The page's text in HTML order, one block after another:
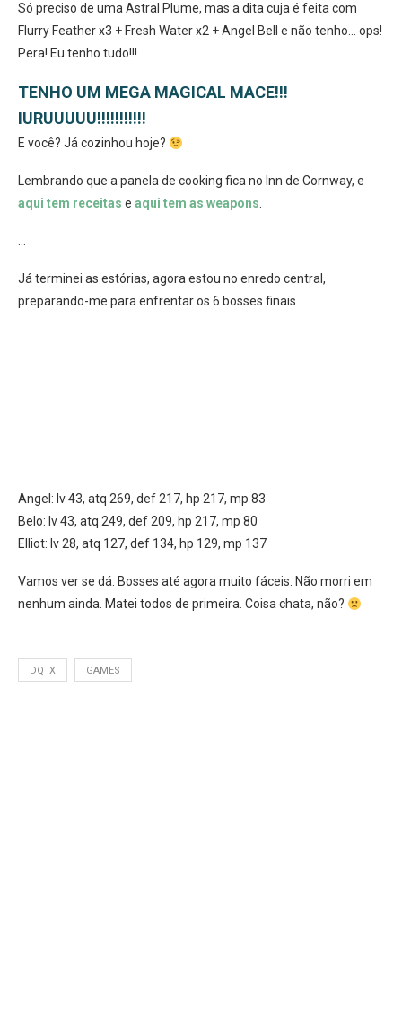
Só preciso de uma Astral Plume, mas a dita cuja é feita com
Flurry Feather x3 + Fresh Water x2 + Angel Bell e não tenho… ops!
Pera! Eu tenho tudo!!!
TENHO UM MEGA MAGICAL MACE!!!
IURUUUUU!!!!!!!!!!!
E você? Já cozinhou hoje?
Lembrando que a panela de cooking fica no Inn de Cornway, e
aqui tem receitas e aqui tem as weapons.
…
Já terminei as estórias, agora estou no enredo central,
preparando-me para enfrentar os 6 bosses finais.
Angel: lv 43, atq 269, def 217, hp 217, mp 83
Belo: lv 43, atq 249, def 209, hp 217, mp 80
Elliot: lv 28, atq 127, def 134, hp 129, mp 137
Vamos ver se dá. Bosses até agora muito fáceis. Não morri em
nenhum ainda. Matei todos de primeira. Coisa chata, não?
DQ IX GAMES